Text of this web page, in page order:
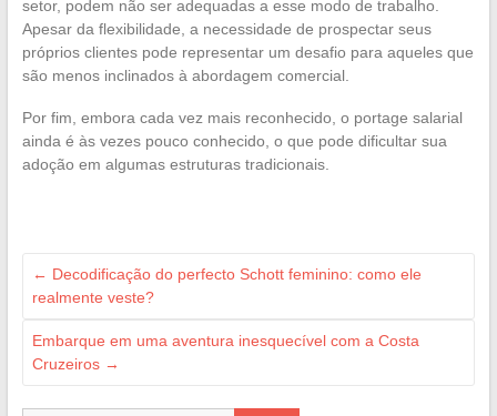
setor, podem não ser adequadas a esse modo de trabalho.
Apesar da flexibilidade, a necessidade de prospectar seus
próprios clientes pode representar um desafio para aqueles que
são menos inclinados à abordagem comercial.
Por fim, embora cada vez mais reconhecido, o portage salarial
ainda é às vezes pouco conhecido, o que pode dificultar sua
adoção em algumas estruturas tradicionais.
← Decodificação do perfecto Schott feminino: como ele
realmente veste?
Embarque em uma aventura inesquecível com a Costa
Cruzeiros →